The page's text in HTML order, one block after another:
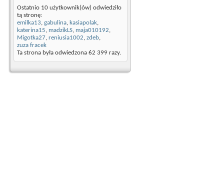
Ostatnio 10 użytkownik(ów) odwiedziło
tą stronę:
emilka13, gabulina, kasiapolak,
katerina15, madzikLS, maja010192,
Migotka27, reniusia1002, zdeb,
zuza fracek
Ta strona była odwiedzona 62 399 razy.